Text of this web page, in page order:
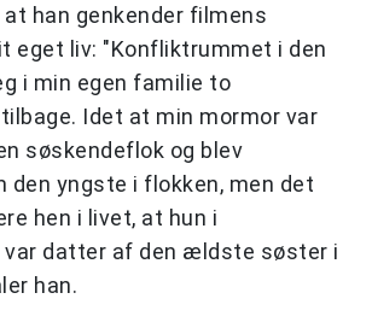
han genkender filmens
eget liv: "Konfliktrummet i den
i min egen familie to
Idet at min mormor var
søskendeflok og blev
den yngste i flokken, men det
hen i livet, at hun i
var datter af den ældste søster i
han.